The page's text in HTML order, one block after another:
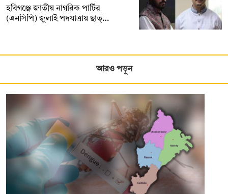
হবিগঞ্জে জাতীয় নাগরিক পার্টির
(এনসিপি) জুলাই পদযাত্রায় ছাত্…
আরও পড়ুন